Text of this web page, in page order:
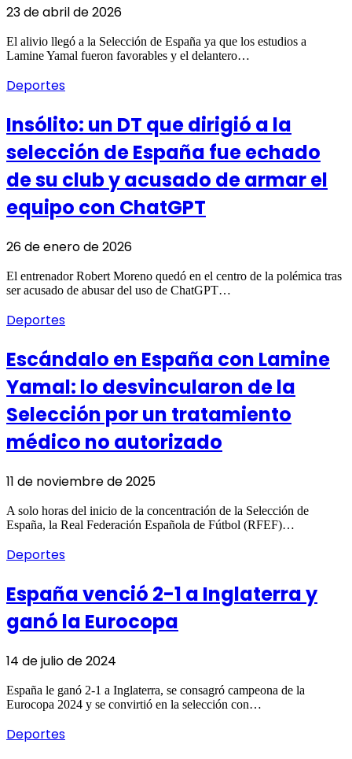
23 de abril de 2026
El alivio llegó a la Selección de España ya que los estudios a
Lamine Yamal fueron favorables y el delantero…
Deportes
Insólito: un DT que dirigió a la
selección de España fue echado
de su club y acusado de armar el
equipo con ChatGPT
26 de enero de 2026
El entrenador Robert Moreno quedó en el centro de la polémica tras
ser acusado de abusar del uso de ChatGPT…
Deportes
Escándalo en España con Lamine
Yamal: lo desvincularon de la
Selección por un tratamiento
médico no autorizado
11 de noviembre de 2025
A solo horas del inicio de la concentración de la Selección de
España, la Real Federación Española de Fútbol (RFEF)…
Deportes
España venció 2-1 a Inglaterra y
ganó la Eurocopa
14 de julio de 2024
España le ganó 2-1 a Inglaterra, se consagró campeona de la
Eurocopa 2024 y se convirtió en la selección con…
Deportes